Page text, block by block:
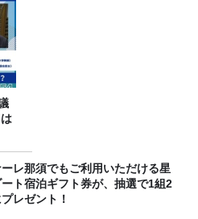
ーレ那須でもご利用いただける星
ト宿泊ギフト券が、抽選で1組2
レゼント！